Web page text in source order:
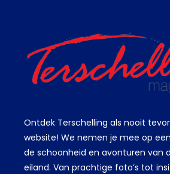
Ontdek Terschelling als nooit
website! We nemen je mee op
de schoonheid en avonturen van
eiland. Van prachtige foto’s tot